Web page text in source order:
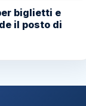
biglietti e
il posto di